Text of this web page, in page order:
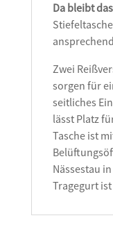
Da bleibt
Zwei
sorgen für
seitliches
lässt Platz
Tasche ist
Nässestau
Tragegurt